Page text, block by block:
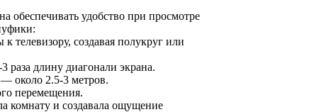
обеспечивать удобство при просмотре
телевизору, создавая полукруг или
раза длину диагонали экрана.
около 2.5-3 метров.
перемещения.
комнату и создавала ощущение